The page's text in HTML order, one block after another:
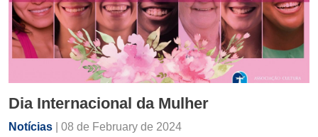
Dia Internacional da Mulher
Notícias | 08 de February de 2024